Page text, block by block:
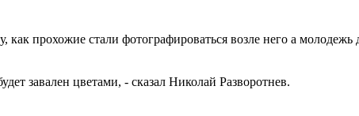
как прохожие стали фотографироваться возле него а
завален цветами, - сказал Николай Разворотнев.